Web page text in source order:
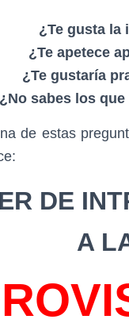
¿Te gusta la
¿Te apetece
¿Te gustaría
¿No sabes los
de estas
DE
A